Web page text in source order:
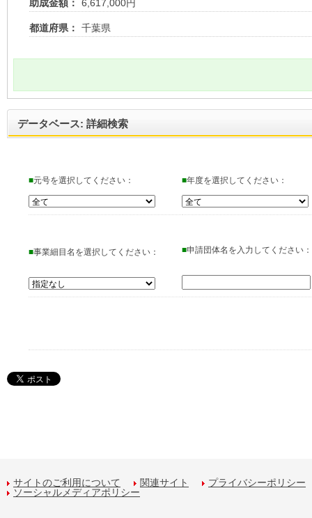
助成金額： 6,617,000円
都道府県： 千葉県
データベース: 詳細検索
■元号を選択してください： ■年度を選択してください：
■事業細目名を選択してください： ■申請団体名を入力してください：
サイトのご利用について 関連サイト
プライバシーポリシー
ソーシャルメディアポリシー